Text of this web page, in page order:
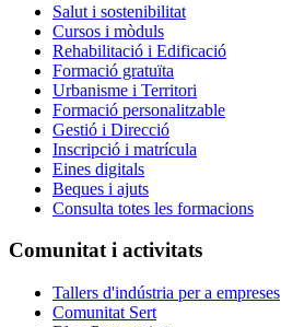
Salut i sostenibilitat
Cursos i mòduls
Rehabilitació i Edificació
Formació gratuïta
Urbanisme i Territori
Formació personalitzable
Gestió i Direcció
Inscripció i matrícula
Eines digitals
Beques i ajuts
Consulta totes les formacions
Comunitat i activitats
Tallers d'indústria per a empreses
Comunitat Sert